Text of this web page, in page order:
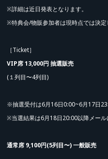
※詳細は近日発表となります。
※特典会/物販参加者は現時点では決定
［Ticket］
VIP席 13,000円 抽選販売
(１列目〜4列目)
※抽選受付は6月16日0:00~6月17日
※当選結果は6月18日20:00以降メール
通常席 9,100円(5列目〜) 一般販売